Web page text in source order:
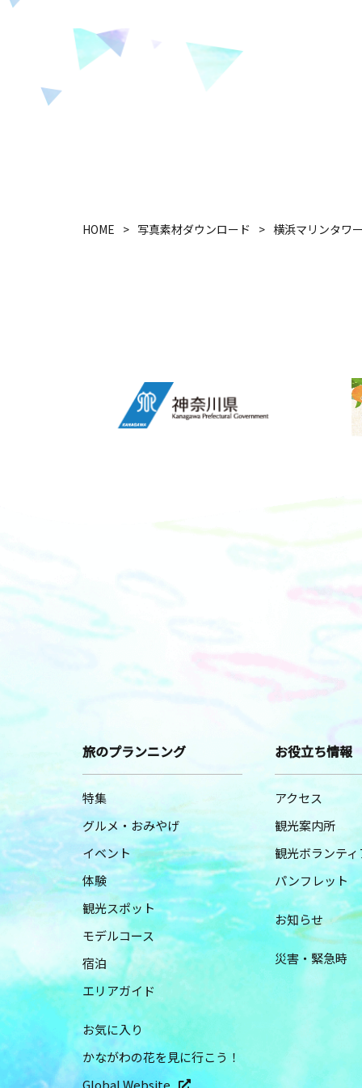
HOME 写真素材ダウンロード 横浜マリンタワ
旅のプランニング
特集
グルメ・おみやげ
イベント
体験
観光スポット
モデルコース
宿泊
エリアガイド
お気に入り
かながわの花を見に行こう！
Global Website
お役立ち情報
アクセス
観光案内所
観光ボランテ
パンフレット
お知らせ
災害・緊急時